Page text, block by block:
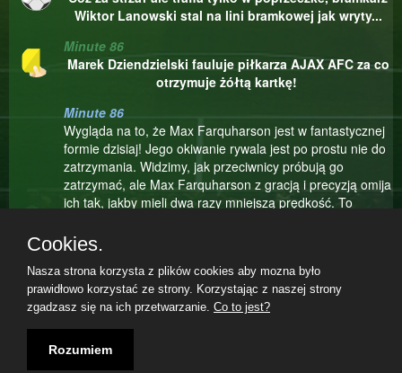
Wiktor Lanowski stal na lini bramkowej jak wryty...
Minute 86
Marek Dziendzielski fauluje piłkarza AJAX AFC za co
otrzymuje żółtą kartkę!
Minute 86
Wygląda na to, że Max Farquharson jest w fantastycznej
formie dzisiaj! Jego okiwanie rywala jest po prostu nie do
zatrzymania. Widzimy, jak przeciwnicy próbują go
zatrzymać, ale Max Farquharson z gracją i precyzją omija
ich tak, jakby mieli dwa razy mniejszą prędkość. To
demonstruje swoje umiejętności techniczne i pozostawia
przeciwników w tyle.
Minute 84
Filip Gołanicki jest kontuzjowany i musi zejść z
Minute 84
Terms and Conditions
Cookies.
Nasza strona korzysta z plików cookies aby mozna było
prawidłowo korzystać ze strony. Korzystając z naszej strony
zgadzasz się na ich przetwarzanie. Co to jest?
Rozumiem